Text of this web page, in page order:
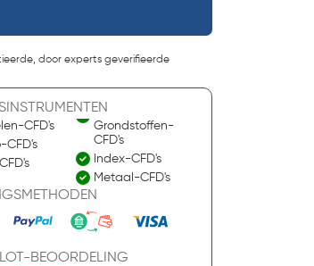
door experts geverifieerde
CFD's
CFD's
Grondstoffen-
CFD's
Index-CFD's
Metaal-CFD's
BEOORDELING